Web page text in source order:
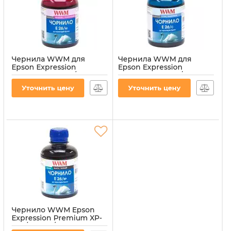
Чернила WWM для
Epson Expression
Premium XP-600/XP-
605/XP-700 200г Magenta
водорастворимые
(E26/M)
Уточнить цену
Чернила WWM для
Epson Expression
Premium XP-600/XP-
605/XP-700 200г Cyan
водорастворимые
(E26/C)
Уточнить цену
Чернило WWM Epson
Expression Premium XP-
600/XP-605/XP-700 200г